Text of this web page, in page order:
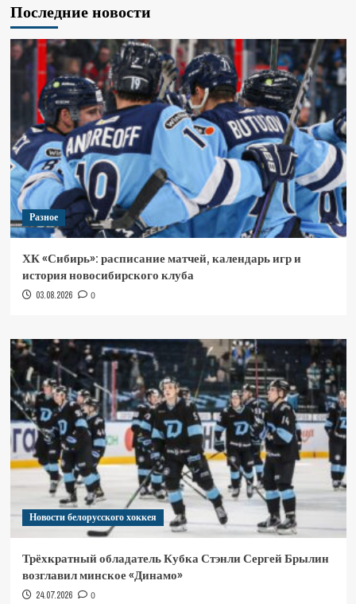
Последние новости
Разное
ХК «Сибирь»: расписание матчей, календарь игр и
история новосибирского клуба
03.08.2026 0
Новости белорусского хоккея
Трёхкратный обладатель Кубка Стэнли Сергей Брылин
возглавил минское «Динамо»
24.07.2026 0